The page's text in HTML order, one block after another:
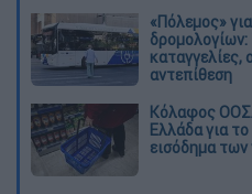
«Πόλεμος»
καταγγελίες,
αντεπίθεση
Κόλαφος
Ελλάδα για
εισόδημα των